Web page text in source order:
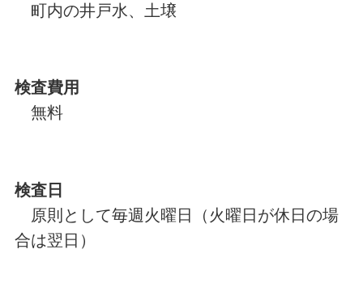
町内の井戸水、土壌
検査費用
無料
検査日
原則として毎週火曜日（火曜日が休日の場
合は翌日）